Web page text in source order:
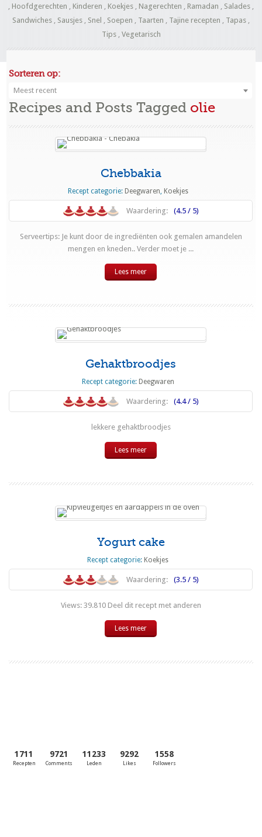
, Hoofdgerechten , Kinderen , Koekjes , Nagerechten , Ramadan , Salades ,
Sandwiches , Sausjes , Snel , Soepen , Taarten , Tajine recepten , Tapas ,
Tips, Vegetarisch
Sorteren op:
Meest recent
Recipes and Posts Tagged olie
Chebbakia
Recept categorie: Deegwaren, Koekjes
Waardering: (4.5 / 5)
Serveertips: Je kunt door de ingrediënten ook gemalen amandelen
mengen en kneden.. Verder moet je ...
Lees meer
Gehaktbroodjes
Recept categorie: Deegwaren
Waardering: (4.4 / 5)
lekkere gehaktbroodjes
Lees meer
Yogurt cake
Recept categorie: Koekjes
Waardering: (3.5 / 5)
Views: 39.810 Deel dit recept met anderen
Lees meer
1711
Recepten
9721
Comments
11233
Leden
9292
Likes
1558
Followers